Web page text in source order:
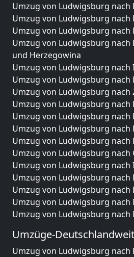
Umzug von Ludwigsburg nach
Umzug von Ludwigsburg nach
Umzug von Ludwigsburg nach
Umzug von Ludwigsburg nach
und Herzegowina
Umzug von Ludwigsburg nach
Umzug von Ludwigsburg nach
Umzug von Ludwigsburg nach
Umzug von Ludwigsburg nach
Umzug von Ludwigsburg nach
Umzug von Ludwigsburg nach
Umzug von Ludwigsburg nach
Umzug von Ludwigsburg nach
Umzug von Ludwigsburg nach
Umzug von Ludwigsburg nach
Umzug von Ludwigsburg nach
Umzug von Ludwigsburg nach
Umzug von Ludwigsburg nach
Umzüge-Deutschlandweit
Umzug von Ludwigsburg nach